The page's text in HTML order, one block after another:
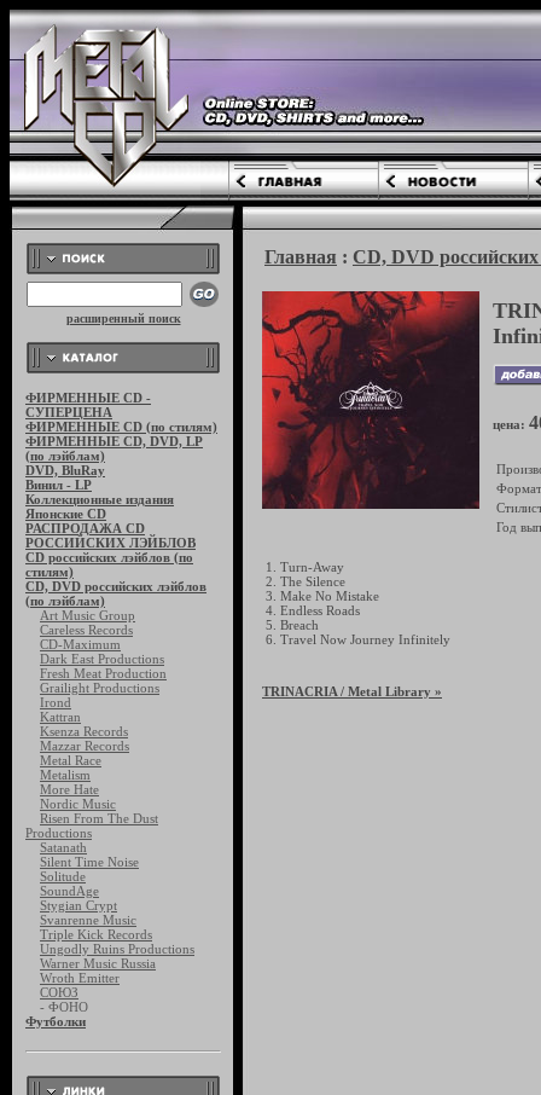
расширенный поиск
ФИРМЕННЫЕ CD -
СУПЕРЦЕНА
ФИРМЕННЫЕ CD (по стилям)
ФИРМЕННЫЕ CD, DVD, LP
(по лэйблам)
DVD, BluRay
Винил - LP
Коллекционные издания
Японские CD
РАСПРОДАЖА CD
РОССИЙСКИХ ЛЭЙБЛОВ
CD российских лэйблов (по
стилям)
CD, DVD российских лэйблов
(по лэйблам)
Art Music Group
Careless Records
CD-Maximum
Dark East Productions
Fresh Meat Production
Grailight Productions
Irond
Kattran
Ksenza Records
Mazzar Records
Metal Race
Metalism
More Hate
Nordic Music
Risen From The Dust
Productions
Satanath
Silent Time Noise
Solitude
SoundAge
Stygian Crypt
Svanrenne Music
Triple Kick Records
Ungodly Ruins Productions
Warner Music Russia
Wroth Emitter
СОЮЗ
- ФОНО
Футболки
Главная : CD, DVD
цена:
Год
1. Turn-Away
2. The Silence
3. Make No Mistake
4. Endless Roads
5. Breach
6. Travel Now Journey Infinitely
TRINACRIA / Metal Library »